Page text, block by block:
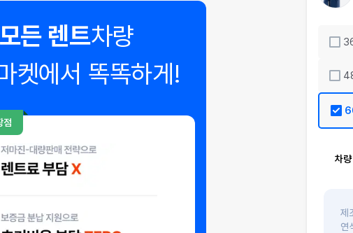
모든 렌트차량
켓에서 똑똑하게!
점
◣
차
제
연